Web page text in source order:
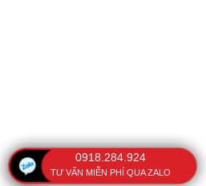
0918.284.924
TƯ VẤN MIỄN PHÍ QUA ZALO